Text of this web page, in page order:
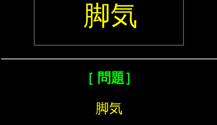
脚気
［ 問題］
脚気